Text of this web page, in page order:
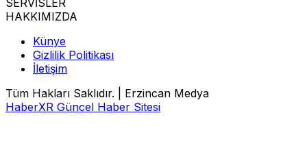
HAKKIMIZDA
Künye
Gizlilik Politikası
İletişim
Tüm Hakları Saklıdır. | Erzincan Medya
HaberXR Güncel Haber Sitesi